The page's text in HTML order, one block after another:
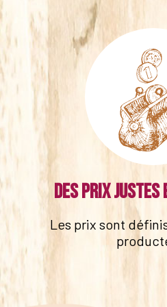
Des prix justes
Les prix sont